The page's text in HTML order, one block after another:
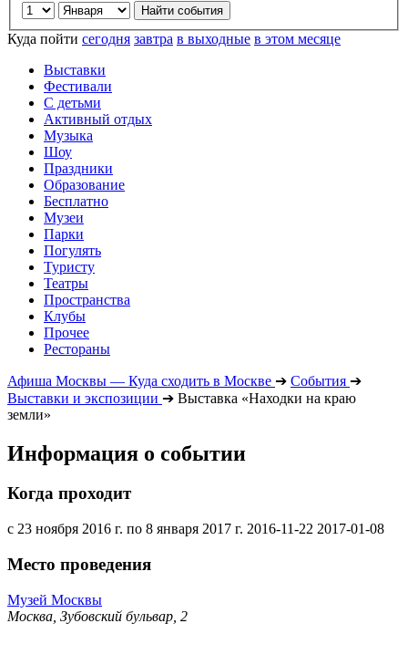
Куда пойти сегодня завтра в выходные в этом месяце
Выставки
Фестивали
С детьми
Активный отдых
Музыка
Шоу
Праздники
Образование
Бесплатно
Музеи
Парки
Погулять
Туристу
Театры
Пространства
Клубы
Прочее
Рестораны
Афиша Москвы — Куда сходить в Москве ➔ События ➔
Выставки и экспозиции ➔ Выставка «Находки на краю
земли»
Информация о событии
Когда проходит
с 23 ноября 2016 г. по 8 января 2017 г. 2016-11-22 2017-01-08
Место проведения
Музей Москвы
Москва, Зубовский бульвар, 2